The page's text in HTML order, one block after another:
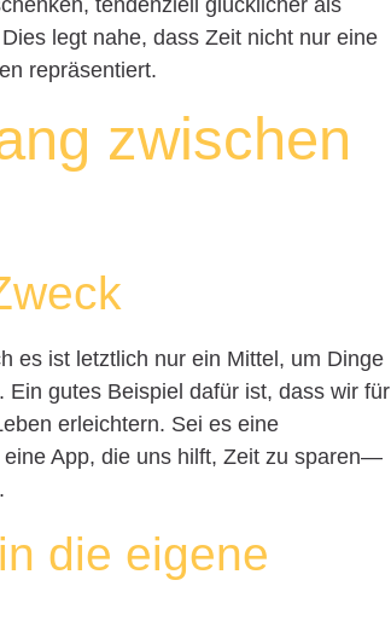
legt nahe, dass Zeit nicht nur eine
repräsentiert.
zwischen
es ist letztlich nur ein Mittel, um Dinge
gutes Beispiel dafür ist, dass wir für
erleichtern. Sei es eine
App, die uns hilft, Zeit zu sparen—
die eigene